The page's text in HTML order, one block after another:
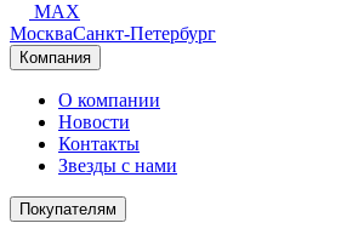
MAX
МоскваСанкт-Петербург
Компания
О компании
Новости
Контакты
Звезды с нами
Покупателям